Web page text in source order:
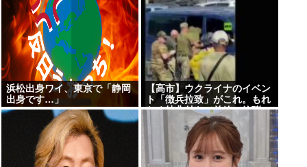
浜松出身ワイ、東京で「静岡
出身です…」
【高市】ウクライナのイベン
ト「徴兵拉致」がこれ。もれ
なく特典付きで前線で銃弾or
ドローン爆弾のプレゼントが
貰える！